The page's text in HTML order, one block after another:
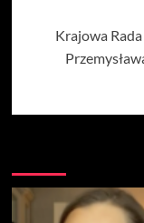
Krajowa